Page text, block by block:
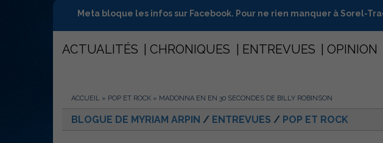
Meta bloque les infos sur Facebook. Pour ne rien manquer à Sorel-
ACTUALITÉS CHRONIQUES ENTREVUES OPINION
ACCUEIL » POP ET ROCK » MADONNA EN EN 30 SECONDES DE BILLY ROBINSON
BLOGUE DE MYRIAM ARPIN / ENTREVUES / POP ET ROCK